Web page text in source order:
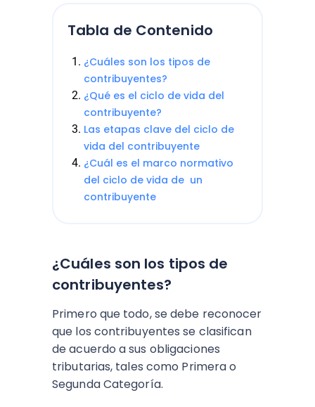
Tabla de Contenido
¿Cuáles son los tipos de
contribuyentes?
¿Qué es el ciclo de vida del
contribuyente?
Las etapas clave del ciclo de
vida del contribuyente
¿Cuál es el marco normativo
del ciclo de vida de un
contribuyente
¿Cuáles son los tipos de
contribuyentes?
Primero que todo, se debe reconocer
que los contribuyentes se clasifican
de acuerdo a sus obligaciones
tributarias, tales como Primera o
Segunda Categoría.